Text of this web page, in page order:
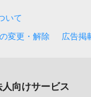
いて
変更・解除 広告掲
人向けサービス